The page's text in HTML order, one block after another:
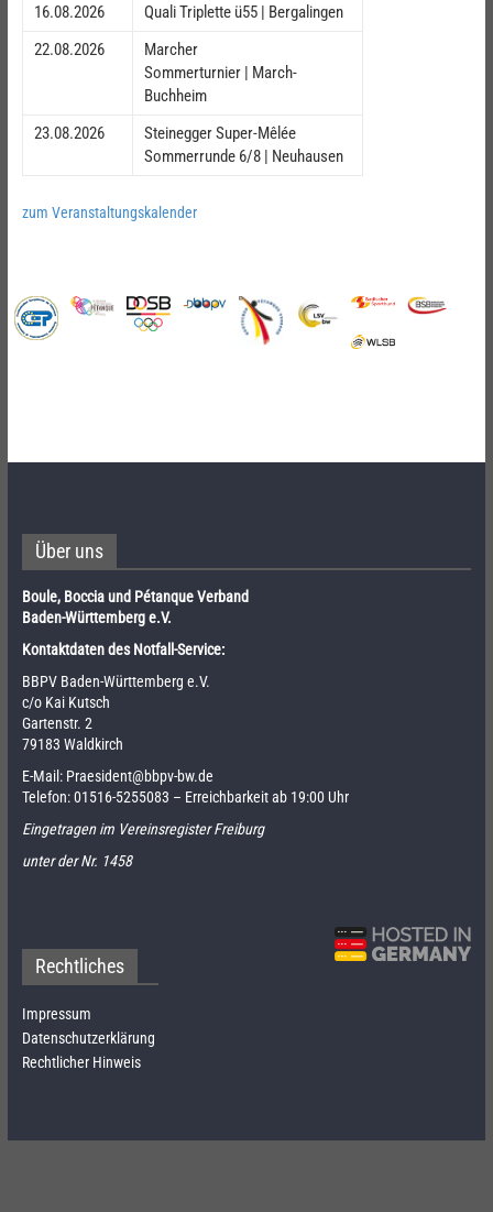
16.08.2026
Quali Triplette ü55 | Bergalingen
22.08.2026
Marcher
Sommerturnier | March-
Buchheim
23.08.2026
Steinegger Super-Mêlée
Sommerrunde 6/8 | Neuhausen
zum Veranstaltungskalender
Über uns
Boule, Boccia und Pétanque Verband
Baden-Württemberg e.V.
Kontaktdaten des Notfall-Service:
BBPV Baden-Württemberg e.V.
c/o Kai Kutsch
Gartenstr. 2
79183 Waldkirch
E-Mail: Praesident@bbpv-bw.de
Telefon:01516-5255083 – Erreichbarkeit ab 19:00 Uhr
Eingetragen im Vereinsregister Freiburg
unter der Nr. 1458
Rechtliches
Impressum
Datenschutzerklärung
Rechtlicher Hinweis